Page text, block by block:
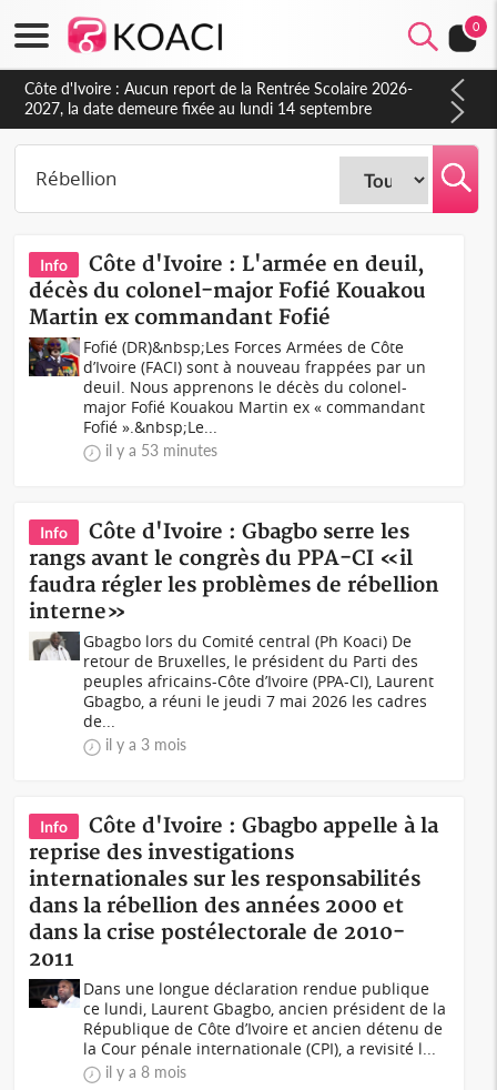
0
Côte d'Ivoire : Indépendance à Blahou, le sous-préfet : « La
fête nous invite à mesurer le chemin parcouru et à renouveler
notre engagement collectif en faveur du développement »
Info
Côte d'Ivoire : L'armée en deuil,
décès du colonel-major Fofié Kouakou
Martin ex commandant Fofié
Fofié (DR)&nbsp;Les Forces Armées de Côte
d’Ivoire (FACI) sont à nouveau frappées par un
deuil. Nous apprenons le décès du colonel-
major Fofié Kouakou Martin ex « commandant
Fofié ».&nbsp;Le...
il y a 53 minutes
Info
Côte d'Ivoire : Gbagbo serre les
rangs avant le congrès du PPA-CI «il
faudra régler les problèmes de rébellion
interne»
Gbagbo lors du Comité central (Ph Koaci) De
retour de Bruxelles, le président du Parti des
peuples africains-Côte d’Ivoire (PPA-CI), Laurent
Gbagbo, a réuni le jeudi 7 mai 2026 les cadres
de...
il y a 3 mois
Info
Côte d'Ivoire : Gbagbo appelle à la
reprise des investigations
internationales sur les responsabilités
dans la rébellion des années 2000 et
dans la crise postélectorale de 2010-
2011
Dans une longue déclaration rendue publique
ce lundi, Laurent Gbagbo, ancien président de la
République de Côte d’Ivoire et ancien détenu de
la Cour pénale internationale (CPI), a revisité l...
il y a 8 mois